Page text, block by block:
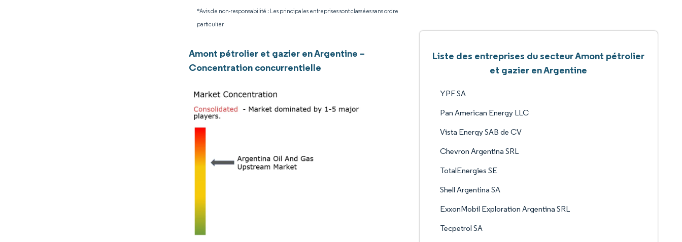
*Avis de non-responsabilité : Les principales entreprises sont classées sans ordre
particulier
Amont pétrolier et gazier en Argentine –
Concentration concurrentielle
Liste des entreprises du secteur Amont pétrolier
et gazier en Argentine
YPF SA
Pan American Energy LLC
Vista Energy SAB de CV
Chevron Argentina SRL
TotalEnergies SE
Shell Argentina SA
ExxonMobil Exploration Argentina SRL
Tecpetrol SA